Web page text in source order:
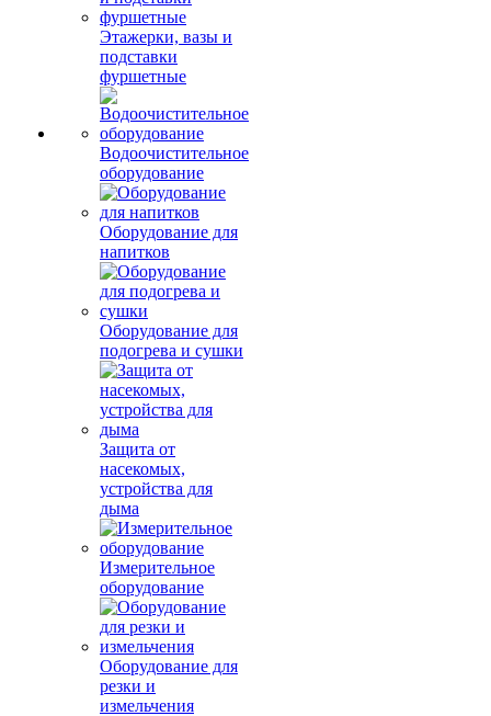
Этажерки, вазы и
подставки
фуршетные
Водоочистительное
оборудование
Оборудование для
напитков
Оборудование для
подогрева и сушки
Защита от
насекомых,
устройства для
дыма
Измерительное
оборудование
Оборудование для
резки и
измельчения